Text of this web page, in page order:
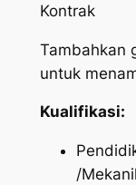
Kontrak
Tambahkan
untuk
Kualifikasi:
/